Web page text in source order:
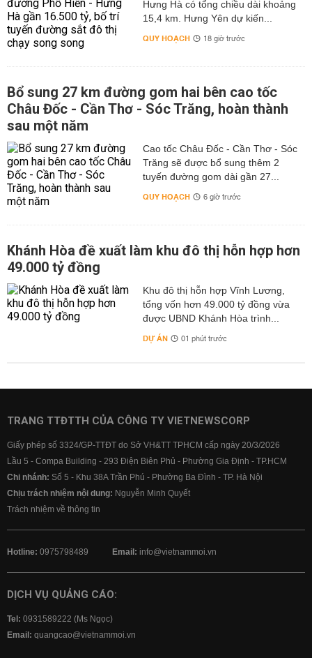
Hưng Hà có tổng chiều dài khoảng
15,4 km. Hưng Yên dự kiến...
QUY HOẠCH 18 giờ trước
Bổ sung 27 km đường gom hai bên cao tốc
Châu Đốc - Cần Thơ - Sóc Trăng, hoàn thành
sau một năm
Cao tốc Châu Đốc - Cần Thơ - Sóc
Trăng sẽ được bổ sung thêm 2
tuyến đường gom dài gần 27...
QUY HOẠCH 6 giờ trước
Khánh Hòa đề xuất làm khu đô thị hỗn hợp hơn
49.000 tỷ đồng
Khu đô thị hỗn hợp Vĩnh Lương,
tổng vốn hơn 49.000 tỷ đồng vừa
được UBND Khánh Hòa trình...
DỰ ÁN 01 phút trước
TRANG TTĐTTH CỦA CÔNG TY VIETNEWSCORP
Giấy phép số 3324/GP-TTĐT do Sở VH&TT TPHCM cấp ngày 20/3/2026
Lầu 5 - Compa Building - 293 Điện Biên Phủ - Phường Gia Định - TP.HCM
Chi nhánh: Số 5 - Khu 38A Trần Phú - Phường Ba Đình - TP. Hà Nội
Chịu trách nhiệm nội dung: Nguyễn Minh Quyết
Trách nhiệm về thông tin
Hotline: 0975798489 Email: info@vietnammoi.vn
DỊCH VỤ QUẢNG CÁO:
Tel: 0931589222 (Ms Ngọc)
Email: quangcao@vietnammoi.vn